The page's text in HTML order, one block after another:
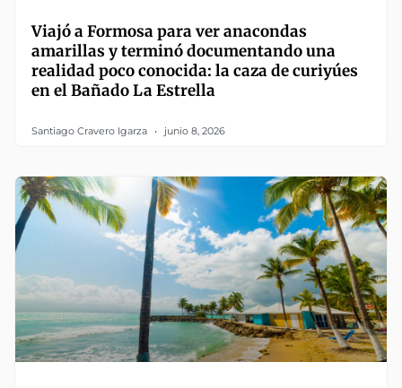
Viajó a Formosa para ver anacondas
amarillas y terminó documentando una
realidad poco conocida: la caza de curiyúes
en el Bañado La Estrella
Santiago Cravero Igarza junio 8, 2026